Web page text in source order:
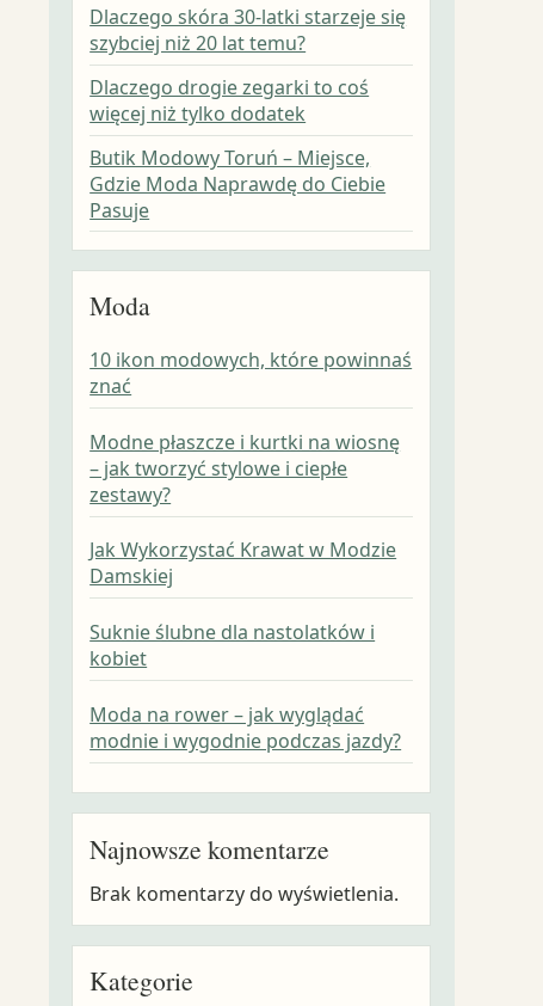
Dlaczego skóra 30-latki starzeje się
szybciej niż 20 lat temu?
Dlaczego drogie zegarki to coś
więcej niż tylko dodatek
Butik Modowy Toruń – Miejsce,
Gdzie Moda Naprawdę do Ciebie
Pasuje
Moda
10 ikon modowych, które powinnaś
znać
Modne płaszcze i kurtki na wiosnę
– jak tworzyć stylowe i ciepłe
zestawy?
Jak Wykorzystać Krawat w Modzie
Damskiej
Suknie ślubne dla nastolatków i
kobiet
Moda na rower – jak wyglądać
modnie i wygodnie podczas jazdy?
Najnowsze komentarze
Brak komentarzy do wyświetlenia.
Kategorie